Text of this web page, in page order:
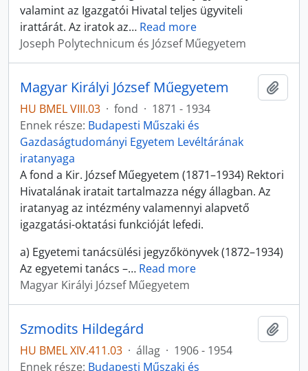
valamint az Igazgatói Hivatal teljes ügyviteli
irattárát. Az iratok az… Read more
Joseph Polytechnicum és József Műegyetem
Magyar Királyi József Műegyetem
HU BMEL VIII.03 · fond · 1871 - 1934
Ennek része: Budapesti Műszaki és
Gazdaságtudományi Egyetem Levéltárának
iratanyaga
A fond a Kir. József Műegyetem (1871–1934) Rektori
Hivatalának iratait tartalmazza négy állagban. Az
iratanyag az intézmény valamennyi alapvető
igazgatási-oktatási funkcióját lefedi.
a) Egyetemi tanácsülési jegyzőkönyvek (1872–1934)
Az egyetemi tanács –… Read more
Magyar Királyi József Műegyetem
Szmodits Hildegárd
HU BMEL XIV.411.03 · állag · 1906 - 1954
Ennek része: Budapesti Műszaki és